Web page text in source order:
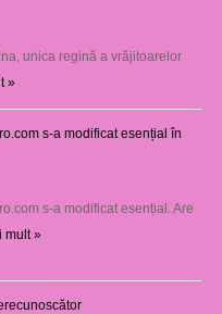
unica regină a vrăjitoarelor
»
s-a modificat esențial în
s-a modificat esențial. Are
mult »